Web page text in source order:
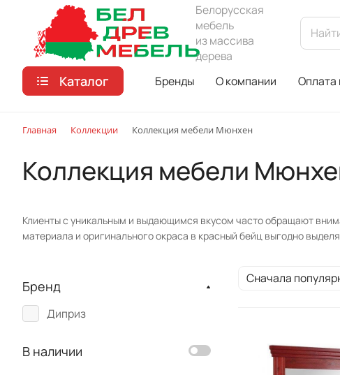
Белорусская
мебель
из массива
дерева
Каталог Бренды О компании Оплата
Главная Коллекции Коллекция мебели Мюнхен
Коллекция мебели
Клиенты с уникальным и выдающимся вкусом часто обращают
материала и оригинального окраса в красный бейц выгодно
Сначала
Бренд
Диприз
В наличии